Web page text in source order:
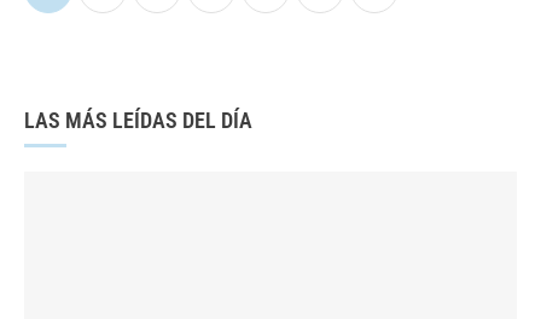
LAS MÁS LEÍDAS DEL DÍA